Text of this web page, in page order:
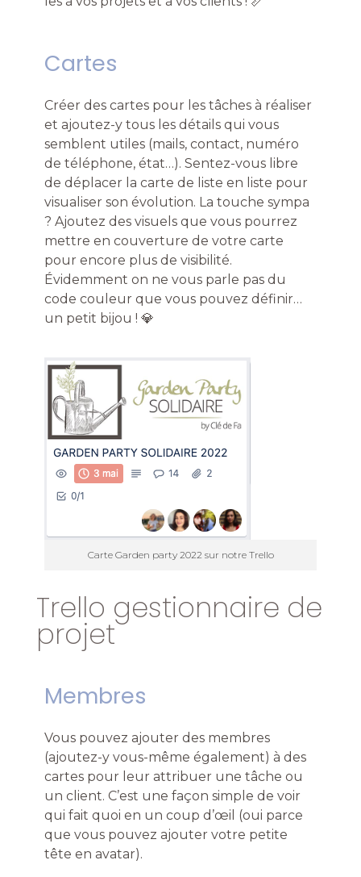
Cartes
Créer des cartes pour les tâches à réaliser
et ajoutez-y tous les détails qui vous
semblent utiles (mails, contact, numéro
de téléphone, état…). Sentez-vous libre
de déplacer la carte de liste en liste pour
visualiser son évolution. La touche sympa
? Ajoutez des visuels que vous pourrez
mettre en couverture de votre carte
pour encore plus de visibilité.
Évidemment on ne vous parle pas du
code couleur que vous pouvez définir…
un petit bijou ! 💎
Carte Garden party 2022 sur notre Trello
Trello gestionnaire de
projet
Membres
Vous pouvez ajouter des membres
(ajoutez-y vous-même également) à des
cartes pour leur attribuer une tâche ou
un client. C’est une façon simple de voir
qui fait quoi en un coup d’œil (oui parce
que vous pouvez ajouter votre petite
tête en avatar).